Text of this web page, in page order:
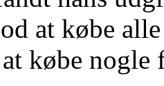
at købe
købe